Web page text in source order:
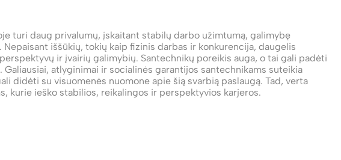
turi daug privalumų, įskaitant stabilų darbo užimtumą, galimybę
iššūkių, tokių kaip fizinis darbas ir konkurencija, daugelis
ir įvairių galimybių. Santechnikų poreikis auga, o tai gali padėti
atlyginimai ir socialinės garantijos santechnikams suteikia
didėti su visuomenės nuomone apie šią svarbią paslaugą. Tad, verta
kurie ieško stabilios, reikalingos ir perspektyvios karjeros.